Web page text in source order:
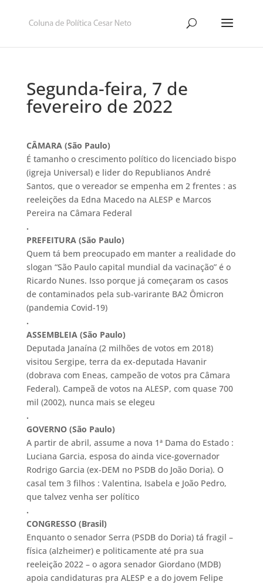
Segunda-feira, 7 de
fevereiro de 2022
CÂMARA (São Paulo)
É tamanho o crescimento político do licenciado bispo
(igreja Universal) e lider do Republianos André
Santos, que o vereador se empenha em 2 frentes : as
reeleições da Edna Macedo na ALESP e Marcos
Pereira na Câmara Federal
.
PREFEITURA (São Paulo)
Quem tá bem preocupado em manter a realidade do
slogan “São Paulo capital mundial da vacinação” é o
Ricardo Nunes. Isso porque já começaram os casos
de contaminados pela sub-varirante BA2 Ômicron
(pandemia Covid-19)
.
ASSEMBLEIA (São Paulo)
Deputada Janaína (2 milhões de votos em 2018)
visitou Sergipe, terra da ex-deputada Havanir
(dobrava com Eneas, campeão de votos pra Câmara
Federal). Campeã de votos na ALESP, com quase 700
mil (2002), nunca mais se elegeu
.
GOVERNO (São Paulo)
A partir de abril, assume a nova 1ª Dama do Estado :
Luciana Garcia, esposa do ainda vice-governador
Rodrigo Garcia (ex-DEM no PSDB do João Doria). O
casal tem 3 filhos : Valentina, Isabela e João Pedro,
que talvez venha ser político
.
CONGRESSO (Brasil)
Enquanto o senador Serra (PSDB do Doria) tá fragil –
física (alzheimer) e politicamente até pra sua
reeleição 2022 – o agora senador Giordano (MDB)
apoia candidaturas pra ALESP e a do jovem Felipe